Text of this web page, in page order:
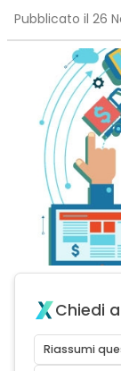
Pubblicato il 26
Chiedi
Riassumi